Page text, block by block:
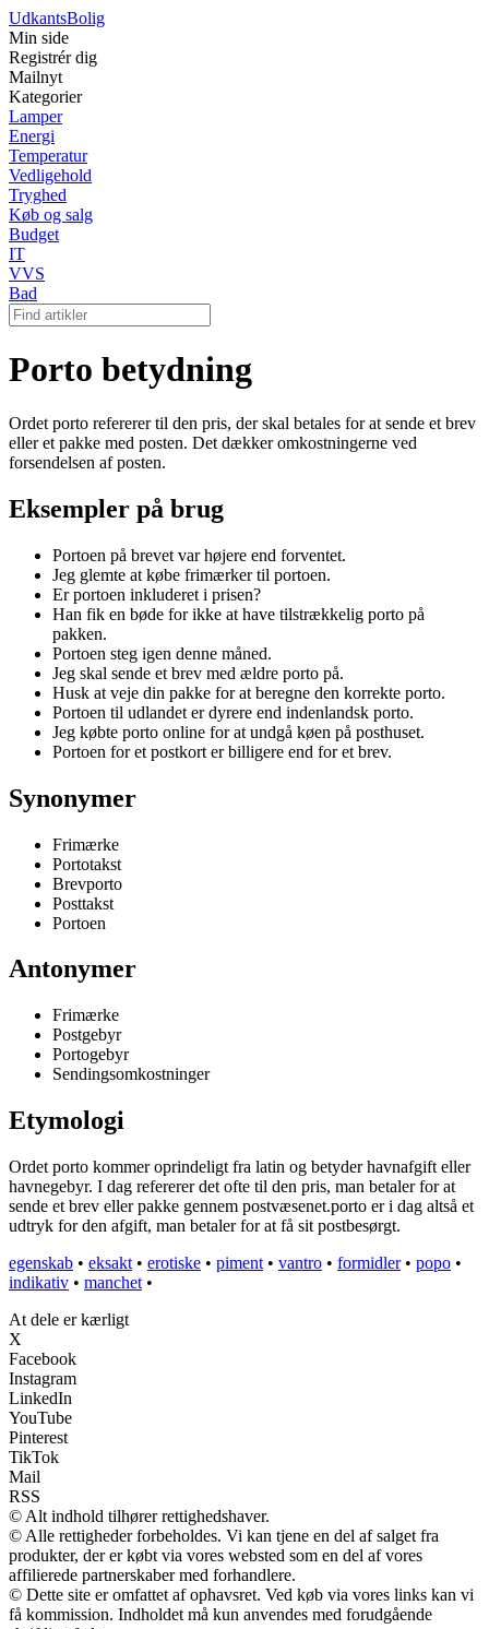
UdkantsBolig
Min side
Registrér dig
Mailnyt
Kategorier
Lamper
Energi
Temperatur
Vedligehold
Tryghed
Køb og salg
Budget
IT
VVS
Bad
Porto betydning
Ordet porto refererer til den pris, der skal betales for at sende et brev
eller et pakke med posten. Det dækker omkostningerne ved
forsendelsen af ​​posten.
Eksempler på brug
Portoen på brevet var højere end forventet.
Jeg glemte at købe frimærker til portoen.
Er portoen inkluderet i prisen?
Han fik en bøde for ikke at have tilstrækkelig porto på
pakken.
Portoen steg igen denne måned.
Jeg skal sende et brev med ældre porto på.
Husk at veje din pakke for at beregne den korrekte porto.
Portoen til udlandet er dyrere end indenlandsk porto.
Jeg købte porto online for at undgå køen på posthuset.
Portoen for et postkort er billigere end for et brev.
Synonymer
Frimærke
Portotakst
Brevporto
Posttakst
Portoen
Antonymer
Frimærke
Postgebyr
Portogebyr
Sendingsomkostninger
Etymologi
Ordet porto kommer oprindeligt fra latin og betyder havnafgift eller
havnegebyr. I dag refererer det ofte til den pris, man betaler for at
sende et brev eller pakke gennem postvæsenet.porto er i dag altså et
udtryk for den afgift, man betaler for at få sit postbesørgt.
egenskab • eksakt • erotiske • piment • vantro • formidler• popo •
indikativ • manchet •
At dele er kærligt
X
Facebook
Instagram
LinkedIn
YouTube
Pinterest
TikTok
Mail
RSS
© Alt indhold tilhører rettighedshaver.
© Alle rettigheder forbeholdes. Vi kan tjene en del af salget fra
produkter, der er købt via vores websted som en del af vores
affilierede partnerskaber med forhandlere.
© Dette site er omfattet af ophavsret. Ved køb via vores links kan vi
få kommission. Indholdet må kun anvendes med forudgående